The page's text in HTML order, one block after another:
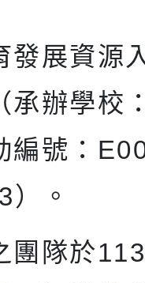
發展資源
承辦學校
編號：
）。
團隊於